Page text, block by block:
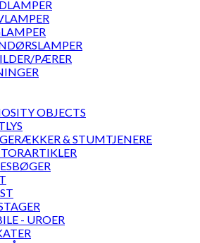
PÆRER
OBJECTS
& STUMTJENERE
- UROER